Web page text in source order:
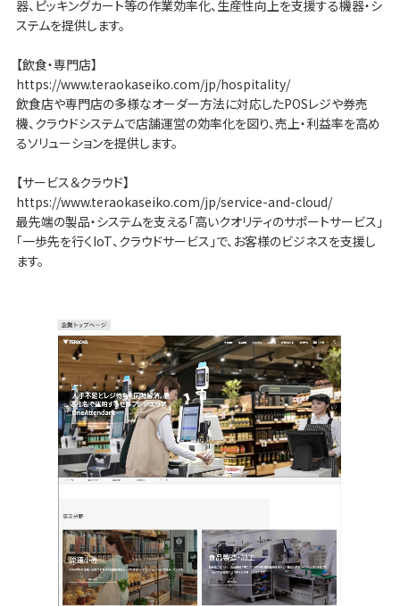
器、ピッキングカート等の作業効率化、生産性向上を支援する機器・シ
ステムを提供します。
【飲食・専門店】
https://www.teraokaseiko.com/jp/hospitality/
飲食店や専門店の多様なオーダー方法に対応したPOSレジや券売
機、クラウドシステムで店舗運営の効率化を図り、売上・利益率を高め
るソリューションを提供します。
【サービス＆クラウド】
https://www.teraokaseiko.com/jp/service-and-cloud/
最先端の製品・システムを支える「高いクオリティのサポートサービス」
「一歩先を行くIoT、クラウドサービス」で、お客様のビジネスを支援し
ます。